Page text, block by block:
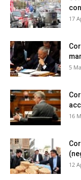
17
5
16
12